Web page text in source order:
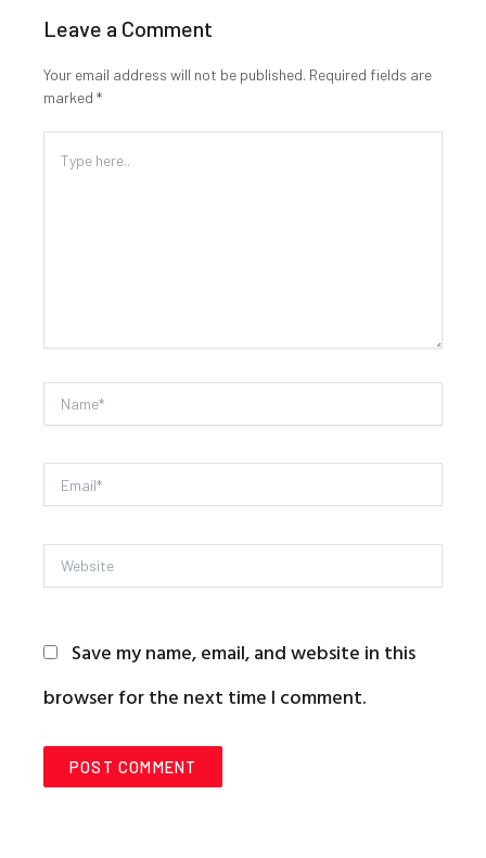
Leave a Comment
Your email address will not be published. Required fields are
marked *
Type
Name*
Email*
Website
Save my name, email, and website in this
browser for the next time I comment.